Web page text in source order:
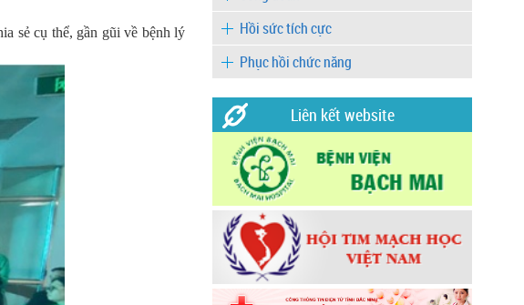
sẻ cụ thể, gần gũi về bệnh lý
Hồi sức tích cực
Phục hồi chức năng
Liên kết website